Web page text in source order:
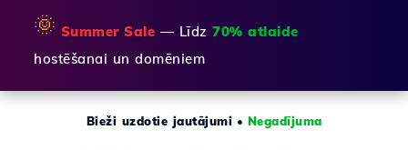
🌞 Summer Sale — Līdz 70% atlaide
hostēšanai un domēniem
Bieži uzdotie jautājumi • Negadījuma